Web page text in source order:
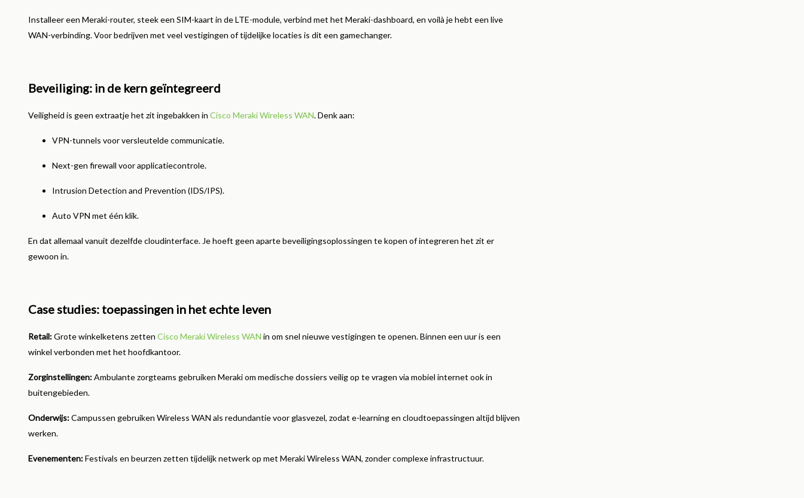
Installeer een Meraki-router, steek een SIM-kaart in de LTE-module, verbind met het Meraki-dashboard, en voilà je hebt een live
WAN-verbinding. Voor bedrijven met veel vestigingen of tijdelijke locaties is dit een gamechanger.
Beveiliging: in de kern geïntegreerd
Veiligheid is geen extraatje het zit ingebakken in Cisco Meraki Wireless WAN. Denk aan:
VPN-tunnels voor versleutelde communicatie.
Next-gen firewall voor applicatiecontrole.
Intrusion Detection and Prevention (IDS/IPS).
Auto VPN met één klik.
En dat allemaal vanuit dezelfde cloudinterface. Je hoeft geen aparte beveiligingsoplossingen te kopen of integreren het zit er
gewoon in.
Case studies: toepassingen in het echte leven
Retail:Grote winkelketens zetten Cisco Meraki Wireless WAN in om snel nieuwe vestigingen te openen. Binnen een uur is een
winkel verbonden met het hoofdkantoor.
Zorginstellingen:Ambulante zorgteams gebruiken Meraki om medische dossiers veilig op te vragen via mobiel internet ook in
buitengebieden.
Onderwijs:Campussen gebruiken Wireless WAN als redundantie voor glasvezel, zodat e-learning en cloudtoepassingen altijd blijven
werken.
Evenementen:Festivals en beurzen zetten tijdelijk netwerk op met Meraki Wireless WAN, zonder complexe infrastructuur.